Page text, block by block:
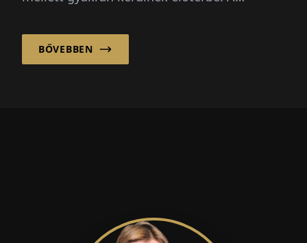
az ökológiai intézkedések gazdaságilag
fenntarthatóak...
BŐVEBBEN